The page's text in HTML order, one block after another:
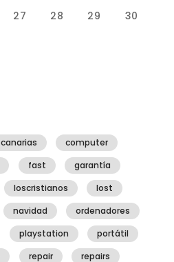
27 28 29
30
canarias
computer
fast
garantía
loscristianos
lost
navidad
ordenadores
playstation
portátil
repair
repairs